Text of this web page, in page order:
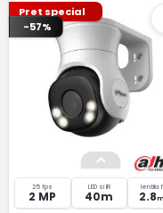
Pret special
-57%
25 fps
2 MP
LED si IR
40m
lentila
2.8